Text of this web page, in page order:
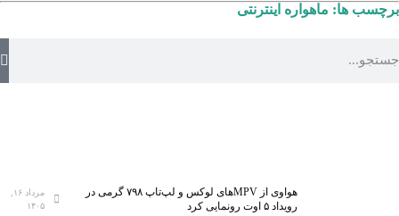
برچسب ها: ماهواره اینترنتی
هواوی از MPVهای لوکس و لپ‌تاپ ۷۹۸ گرمی در
رویداد ۵ اوت رونمایی کرد
۱۴۰۵